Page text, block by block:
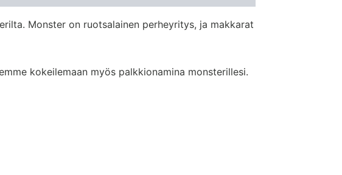
Monster on ruotsalainen perheyritys, ja makkarat
kokeilemaan myös palkkionamina monsterillesi.